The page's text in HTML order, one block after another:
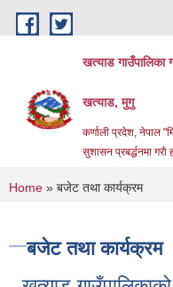
Skip to main content
खत्याड गाउँपालिका
खत्याड, मुगु
कर्णाली प्रदेश, नेपाल
सुशासन प्रबर्द्धनमा गराै‌
You are here
Home » बजेट तथा कार्यक्रम
बजेट तथा कार्यक्रम